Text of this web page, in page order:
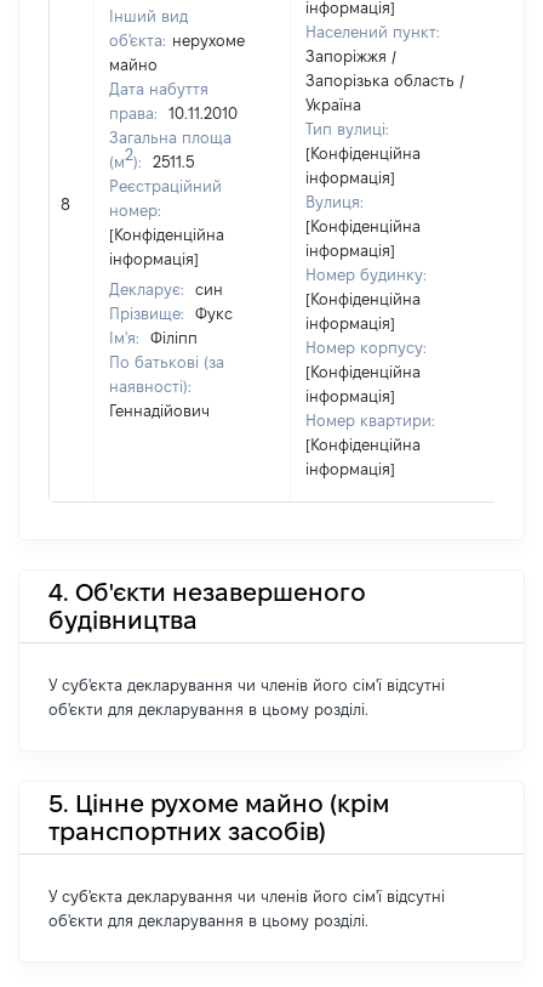
8
Інший вид
об'єкта: нерухоме
майно
Дата набуття
права:
10.11.2010
Загальна площа
(м2):
2511.5
Реєстраційний
номер:
[Конфіденційна
інформація]
Декларує:
син
Прізвище:
Фукс
Ім'я:
Філіпп
По батькові (за
наявності):
Геннадійович
інформація]
Населений пункт:
Запоріжжя /
Запорізька область /
Україна
Тип вулиці:
[Конфіденційна
інформація]
Вулиця:
[Конфіденційна
інформація]
Номер будинку:
[Конфіденційна
інформація]
Номер корпусу:
[Конфіденційна
інформація]
Номер квартири:
[Конфіденційна
інформація]
4. Об'єкти незавершеного
будівництва
У суб'єкта декларування чи членів його сім'ї відсутні
об'єкти для декларування в цьому розділі.
5. Цінне рухоме майно (крім
транспортних засобів)
У суб'єкта декларування чи членів його сім'ї відсутні
об'єкти для декларування в цьому розділі.